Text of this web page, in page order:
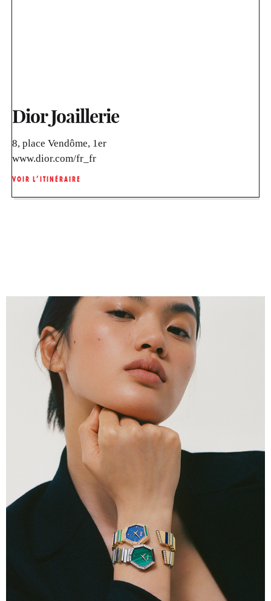
Dior Joaillerie
8, place Vendôme, 1er
www.dior.com/fr_fr
VOIR L’ITINÉRAIRE